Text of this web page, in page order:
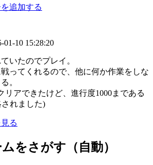
追加する
01-10 15:28:20
いたのでプレイ。
ってくれるので、他に何か作業をしな
。
リアできたけど、進行度1000まである
れました)
る
をさがす（自動）